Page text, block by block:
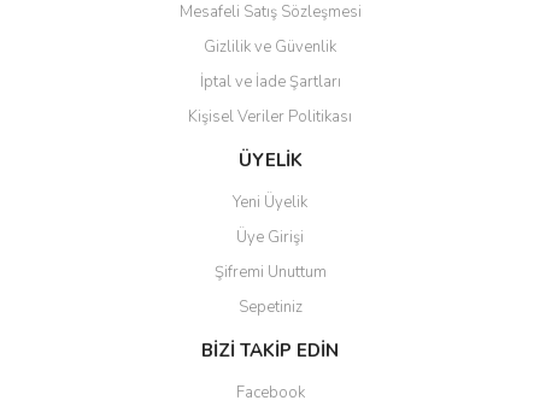
Mesafeli Satış Sözleşmesi
Gizlilik ve Güvenlik
İptal ve İade Şartları
Kişisel Veriler Politikası
ÜYELİK
Yeni Üyelik
Üye Girişi
Şifremi Unuttum
Sepetiniz
BİZİ TAKİP EDİN
Facebook